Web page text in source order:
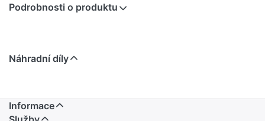
Podrobnosti o produktu
Náhradní díly
Informace